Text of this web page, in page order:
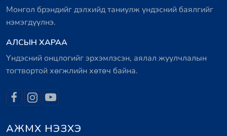
Монгол брэндийг дэлхийд таниулж үндэсний баялгийг
нэмэгдүүлнэ.
АЛСЫН ХАРАА
Үндэсний онцлогийг эрхэмлэсэн, аялал жуулчлалын
тогтвортой хөгжлийн хөтөч байна.
АЖМХ НЭЗХЭ